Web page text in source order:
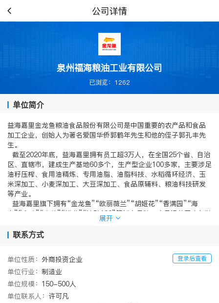
公司详情
泉州福海粮油工业有限公司
已浏览：1262
单位简介
益海嘉里金龙鱼粮油食品股份有限公司是中国重要的农产品和食品
加工企业，创始人为著名爱国华侨郭鹤年先生和他的侄子郭孔丰先
生。
截至2020年底，益海嘉里拥有员工超3万人，在全国25个省、自治
区、直辖市，建成生产基地60多个，生产型企业100多家，主要涉足
油籽压榨、食用油精炼、专用油脂、油脂科技、水稻循环经济、玉
米深加工、小麦深加工、大豆深加工、食品原辅料、粮油科技研发
等产业。
益海嘉里旗下拥有“金龙鱼”“欧丽薇兰”“胡姬花”“香满园”“海
皇”“金味”“丰苑”“锐龙”“洁劲100”等知名品牌，产品涵盖了小包装
食用油、大米、面粉、挂面、调味品、食品饮料、餐饮产品、食品
原辅料、饲料原料、油脂科技等诸多领域。与此同时集团在国内建
展开
联系方式
登录后查看
单位性质： 外商投资企业
单位行业： 制造业
单位规模： 150-500人
单位联系人： 许可凡